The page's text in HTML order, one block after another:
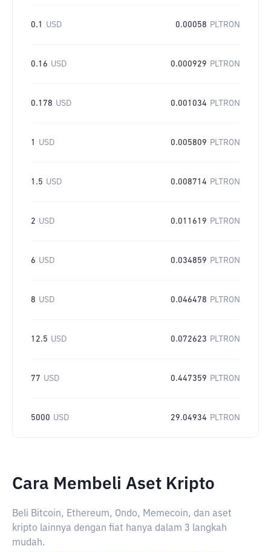
0.1 USD 0.00058 PLTRON
0.16 USD 0.000929 PLTRON
0.178 USD 0.001034 PLTRON
1 USD 0.005809 PLTRON
1.5 USD 0.008714 PLTRON
2 USD 0.011619 PLTRON
6 USD 0.034859 PLTRON
8 USD 0.046478 PLTRON
12.5 USD 0.072623 PLTRON
77 USD 0.447359 PLTRON
5000 USD 29.04934 PLTRON
Cara Membeli Aset Kripto
Beli Bitcoin, Ethereum, Ondo, Memecoin, dan aset
kripto lainnya dengan fiat hanya dalam 3 langkah
mudah.